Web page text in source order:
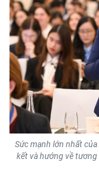
Sức mạnh lớn nhất
kết và hướng về